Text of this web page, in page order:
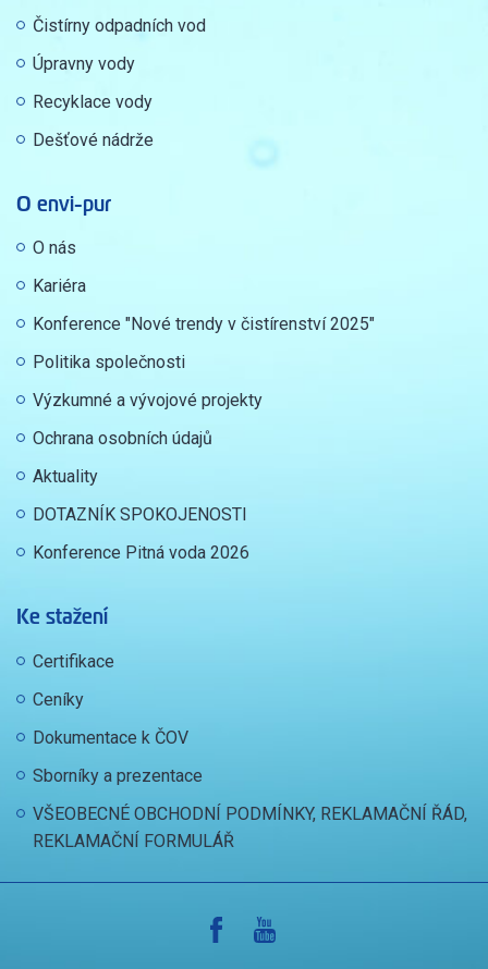
Čistírny odpadních vod
Úpravny vody
Recyklace vody
Dešťové nádrže
O envi-pur
O nás
Kariéra
Konference "Nové trendy v čistírenství 2025"
Politika společnosti
Výzkumné a vývojové projekty
Ochrana osobních údajů
Aktuality
DOTAZNÍK SPOKOJENOSTI
Konference Pitná voda 2026
Ke stažení
Certifikace
Ceníky
Dokumentace k ČOV
Sborníky a prezentace
VŠEOBECNÉ OBCHODNÍ PODMÍNKY, REKLAMAČNÍ ŘÁD,
REKLAMAČNÍ FORMULÁŘ